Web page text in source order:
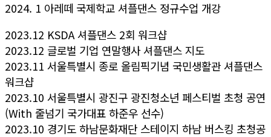
2024. 1 아레떼 국제학교 셔플댄스 정규수업 개강
2023.12 KSDA 셔플댄스 2회 워크샵
2023.12 글로벌 기업 연말행사 셔플댄스 지도
2023.11 서울특별시 종로 올림픽기념 국민생활관 셔플댄스
워크샵
2023.10 서울특별시 광진구 광진청소년 페스티벌 초청 공연
(With 줄넘기 국가대표 하준우 선수)
2023.10 경기도 하남문화재단 스테이지 하남 버스킹 초청공